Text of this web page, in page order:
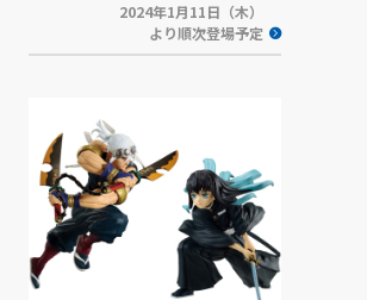
2024年1月11日（木）
より順次登場予定